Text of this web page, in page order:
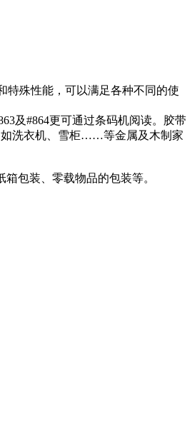
特殊性能，可以满足各种不同的使
及#864更可通过条码机阅读。胶带
如洗衣机、雪柜……等金属及木制家
包装、零载物品的包装等。